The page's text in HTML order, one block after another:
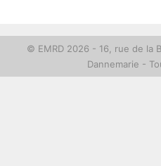
© EMRD 2026 - 16, rue de la
Dannemarie -